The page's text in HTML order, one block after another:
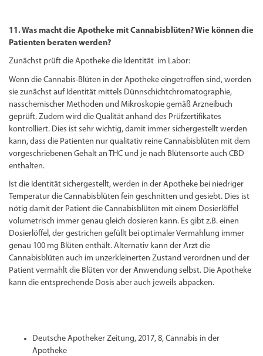
11. Was macht die Apotheke mit Cannabisblüten? Wie können die
Patienten beraten werden?
Zunächst prüft die Apotheke die Identität im Labor:
Wenn die Cannabis-Blüten in der Apotheke eingetroffen sind, werden
sie zunächst auf Identität mittels Dünnschichtchromatographie,
nasschemischer Methoden und Mikroskopie gemäß Arzneibuch
geprüft. Zudem wird die Qualität anhand des Prüfzertifikates
kontrolliert. Dies ist sehr wichtig, damit immer sichergestellt werden
kann, dass die Patienten nur qualitativ reine Cannabisblüten mit dem
vorgeschriebenen Gehalt an THC und je nach Blütensorte auch CBD
enthalten.
Ist die Identität sichergestellt, werden in der Apotheke bei niedriger
Temperatur die Cannabisblüten fein geschnitten und gesiebt. Dies ist
nötig damit der Patient die Cannabisblüten mit einem Dosierlöffel
volumetrisch immer genau gleich dosieren kann. Es gibt z.B. einen
Dosierlöffel, der gestrichen gefüllt bei optimaler Vermahlung immer
genau 100 mg Blüten enthält. Alternativ kann der Arzt die
Cannabisblüten auch im unzerkleinerten Zustand verordnen und der
Patient vermahlt die Blüten vor der Anwendung selbst. Die Apotheke
kann die entsprechende Dosis aber auch jeweils abpacken.
Deutsche Apotheker Zeitung, 2017, 8, Cannabis in der
Apotheke